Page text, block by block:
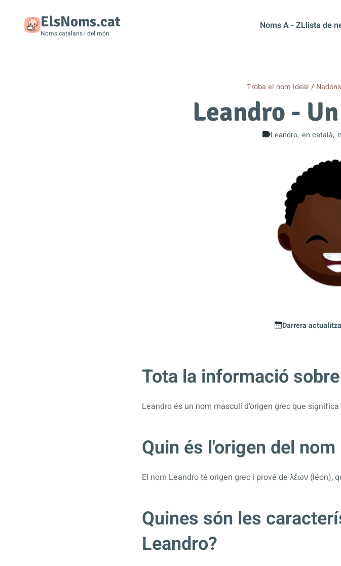
ElsNoms.cat
Noms catalans i del món
Noms A - ZLlista de
Troba el nom ideal Nadons
Leandro -
Leandro en català
Darrera
Tota la informació
Leandro és un nom masculí d'origen grec que
Quin és l'origen del
El nom Leandro té origen grec i prové de λέων (léon),
Quines són les
Leandro?